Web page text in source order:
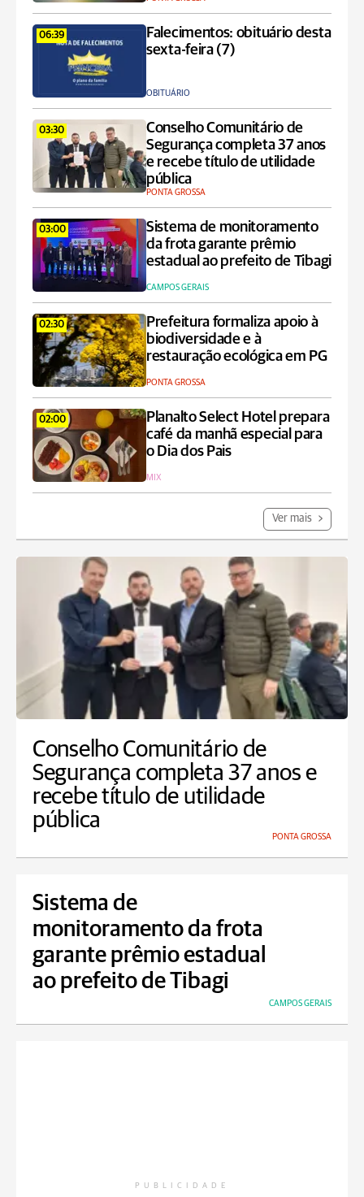
06:39
Falecimentos: obituário desta
sexta-feira (7)
OBITUÁRIO
03:30
Conselho Comunitário de
Segurança completa 37 anos
e recebe título de utilidade
pública
PONTA GROSSA
03:00
Sistema de monitoramento
da frota garante prêmio
estadual ao prefeito de Tibagi
CAMPOS GERAIS
02:30
Prefeitura formaliza apoio à
biodiversidade e à
restauração ecológica em PG
PONTA GROSSA
02:00
Planalto Select Hotel prepara
café da manhã especial para
o Dia dos Pais
MIX
Ver mais
Conselho Comunitário de
Segurança completa 37 anos e
recebe título de utilidade
pública
PONTA GROSSA
Sistema de
monitoramento da frota
garante prêmio estadual
ao prefeito de Tibagi
CAMPOS GERAIS
PUBLICIDADE